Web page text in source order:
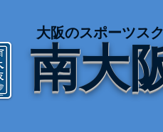
南大
大阪のスポーツス